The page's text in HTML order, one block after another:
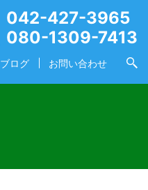
042-427-3965
080-1309-7413
ブログ お問い合わせ